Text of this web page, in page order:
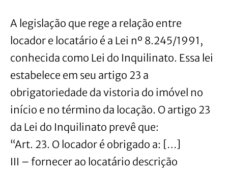
A legislação que rege a relação entre
locador e locatário é a Lei nº 8.245/1991,
conhecida como Lei do Inquilinato. Essa lei
estabelece em seu artigo 23 a
obrigatoriedade da vistoria do imóvel no
início e no término da locação. O artigo 23
da Lei do Inquilinato prevê que:
“Art. 23. O locador é obrigado a: […]
III – fornecer ao locatário descrição